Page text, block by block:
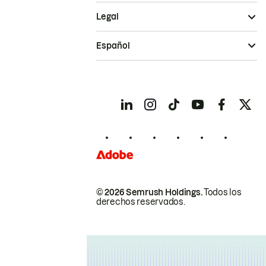
© 2026 Semrush Holdings.Todos los
derechos reservados.
Legal
Español